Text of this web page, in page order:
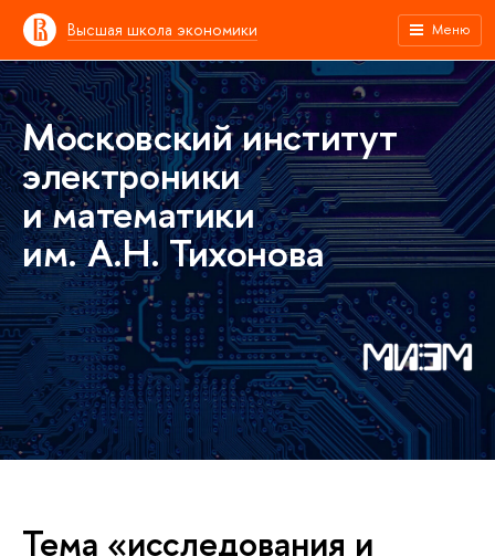
Высшая школа экономики Меню
Московский институт
электроники
и математики
им. А.Н. Тихонова
Тема «исследования и